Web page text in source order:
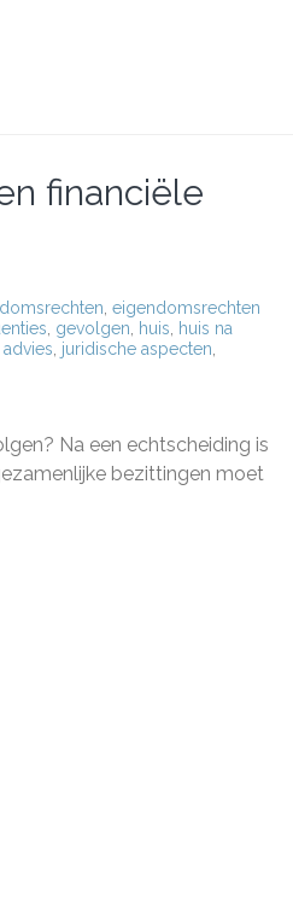
financiële
eigendomsrechten
gevolgen huis
huis na
juridische aspecten
Na een echtscheiding is
bezittingen moet